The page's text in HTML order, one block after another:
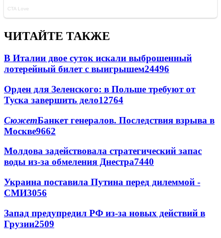
ЧИТАЙТЕ ТАКЖЕ
В Италии двое суток искали выброшенный
лотерейный билет с выигрышем24496
Орден для Зеленского: в Польше требуют от
Туска завершить дело12764
СюжетБанкет генералов. Последствия взрыва в
Москве9662
Молдова задействовала стратегический запас
воды из-за обмеления Днестра7440
Украина поставила Путина перед дилеммой -
СМИ3056
Запад предупредил РФ из-за новых действий в
Грузии2509